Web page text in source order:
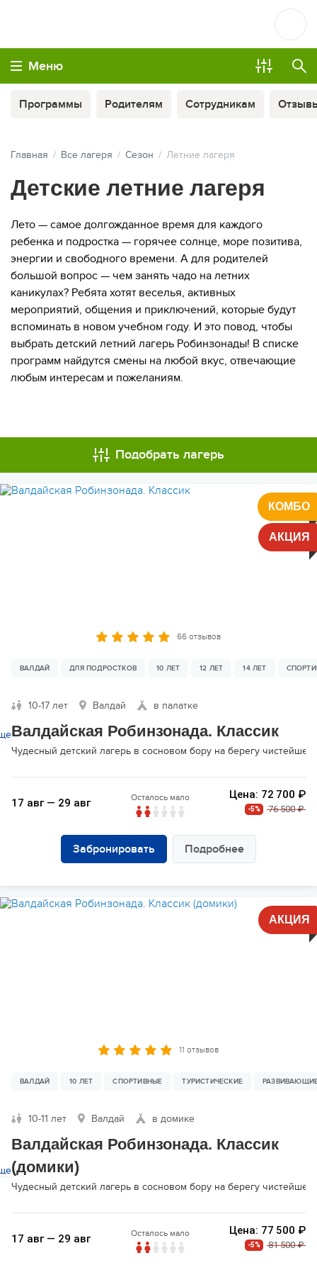
Меню
Программы Родителям Сотрудникам
Главная Все лагеря Сезон Летние лагеря
Детские летние лагеря
Лето — самое долгожданное время для каждого
ребенка и подростка — горячее солнце, море позитива,
энергии и свободного времени. А для родителей
большой вопрос — чем занять чадо на летних
каникулах? Ребята хотят веселья, активных
мероприятий, общения и приключений, которые будут
вспоминать в новом учебном году. И это повод, чтобы
выбрать детский летний лагерь Робинзонады! В списке
программ найдутся смены на любой вкус, отвечающие
любым интересам и пожеланиям.
МЫ ВСЕГДА НА СВЯЗИ
Подобрать лагерь
66 отзывов
ВАЛДАЙ ДЛЯ ПОДРОСТКОВ 10 ЛЕТ 12 ЛЕТ 14 ЛЕТ
10-17 лет Валдай в палатке
Валдайская Робинзонада. Классик
Чудесный детский лагерь в сосновом бору на берегу
КОМБО
АКЦИЯ
17 авг — 29 авг Осталось мало Цена: 72 700 ₽
-5% 76 500 ₽
Забронировать Подробнее
11 отзывов
ВАЛДАЙ 10 ЛЕТ СПОРТИВНЫЕ ТУРИСТИЧЕСКИЕ
10-11 лет Валдай в домике
Валдайская Робинзонада. Классик
(домики)
Чудесный детский лагерь в сосновом бору на берегу
АКЦИЯ
17 авг — 29 авг Осталось мало Цена: 77 500 ₽
-5% 81 500 ₽